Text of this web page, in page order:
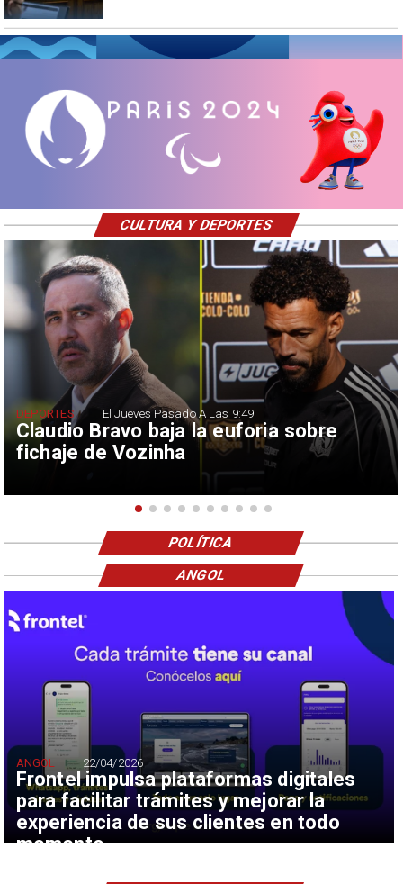
Claudio Bravo baja la euforia sobre
fichaje de Vozinha
DEPORTES El Jueves Pasado A Las 9:49
CULTURA Y DEPORTES
POLÍTICA
Frontel impulsa plataformas digitales
para facilitar trámites y mejorar la
experiencia de sus clientes en todo
momento
ANGOL 22/04/2026
ANGOL